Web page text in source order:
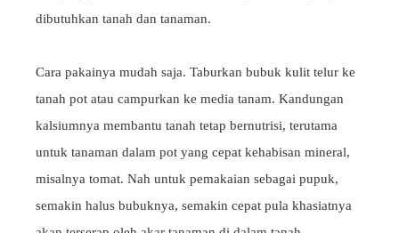
dibutuhkan tanah dan tanaman.
Cara pakainya mudah saja. Taburkan bubuk kulit telur ke
tanah pot atau campurkan ke media tanam. Kandungan
kalsiumnya membantu tanah tetap bernutrisi, terutama
untuk tanaman dalam pot yang cepat kehabisan mineral,
misalnya tomat. Nah untuk pemakaian sebagai pupuk,
semakin halus bubuknya, semakin cepat pula khasiatnya